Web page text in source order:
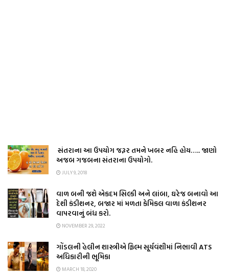
સંતરાના આ ઉપયોગ જરૂર તમને ખબર નહિ હોય….. જાણો
અજબ ગજબના સંતરાના ઉપયોગો.
JULY 9, 2018
વાળ બની જશે એકદમ સિલ્કી અને લાંબા, ઘરેજ બનાવો આ
દેશી કંડીશનર, બજાર માં મળતા કેમિકલ વાળા કંડીશનર
વાપરવાનું બંધ કરો.
NOVEMBER 29, 2022
ગોંડલની હેલીન શાસ્ત્રીએ ફિલ્મ સૂર્યવંશીમાં નિભાવી ATS
અધિકારીની ભૂમિકા
MARCH 18, 2020